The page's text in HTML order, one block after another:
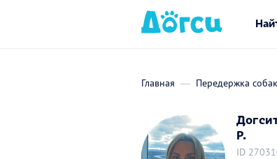
Главная Передержка собак
Р.
ID